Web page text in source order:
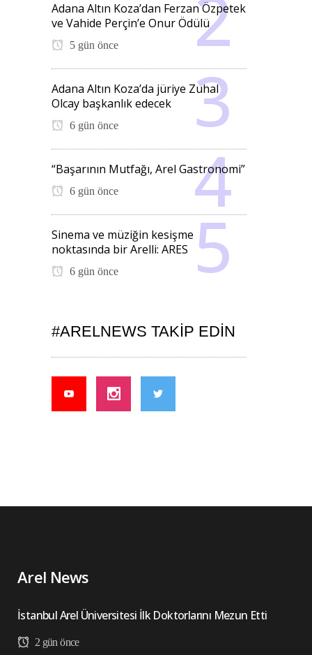
Adana Altın Koza’dan Ferzan Özpetek
ve Vahide Perçin’e Onur Ödülü
5 gün önce
Adana Altın Koza’da jüriye Zuhal
Olcay başkanlık edecek
6 gün önce
“Başarının Mutfağı, Arel Gastronomi”
6 gün önce
Sinema ve müziğin kesişme
noktasında bir Arelli: ARES
6 gün önce
#ARELNEWS TAKIP EDIN
Arel News
İstanbul Arel Üniversitesi İlk Doktorlarını Mezun Etti
2 gün önce